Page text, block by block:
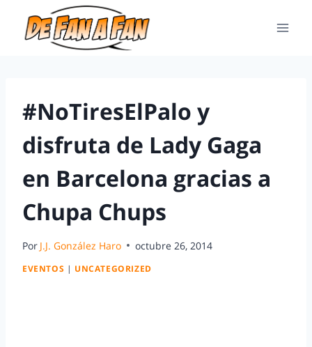
#NoTiresElPalo y
disfruta de Lady Gaga
en Barcelona gracias a
Chupa Chups
Por J.J. González Haro octubre 26, 2014
EVENTOS | UNCATEGORIZED